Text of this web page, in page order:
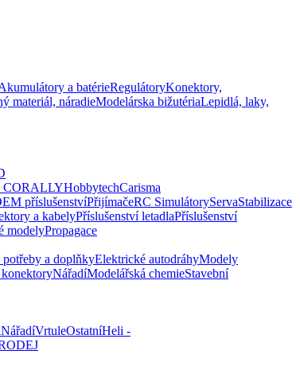
a batérieRegulátoryKonektory,
materiál, náradieModelárska bižutériaLepidlá, laky,
HobbytechCarisma
příslušenstvíPřijímačeRC SimulátoryServaStabilizace
a kabelyPříslušenství letadlaPříslušenství
modelyPropagace
potřeby a doplňkyElektrické autodráhyModely
NářadíModelářská chemieStavební
NářadíVrtuleOstatníHeli -